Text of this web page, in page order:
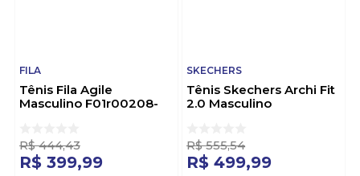
FILA
Tênis Fila Agile
Masculino F01r00208-
R$ 444,43
R$ 399,99
SKECHERS
Tênis Skechers Archi Fit
2.0 Masculino
R$ 555,54
R$ 499,99